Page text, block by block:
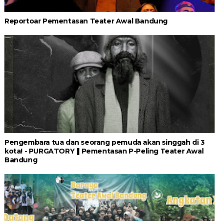
Reportoar Pementasan Teater Awal Bandung
Pengembara tua dan seorang pemuda akan singgah di 3
kota! - PURGATORY || Pementasan P-Peling Teater Awal
Bandung